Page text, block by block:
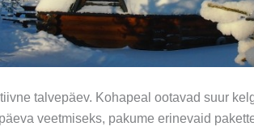
talvepäev. Kohapeal ootavad suur
veetmiseks, pakume erinevaid